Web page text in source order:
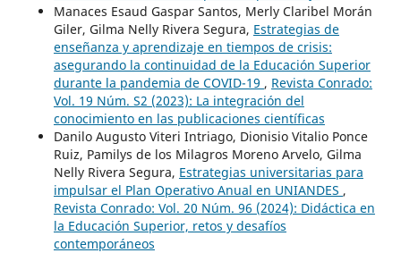
Manaces Esaud Gaspar Santos, Merly Claribel Morán
Giler, Gilma Nelly Rivera Segura, Estrategias de
enseñanza y aprendizaje en tiempos de crisis:
asegurando la continuidad de la Educación Superior
durante la pandemia de COVID-19 , Revista Conrado:
Vol. 19 Núm. S2 (2023): La integración del
conocimiento en las publicaciones científicas
Danilo Augusto Viteri Intriago, Dionisio Vitalio Ponce
Ruiz, Pamilys de los Milagros Moreno Arvelo, Gilma
Nelly Rivera Segura, Estrategias universitarias para
impulsar el Plan Operativo Anual en UNIANDES ,
Revista Conrado: Vol. 20 Núm. 96 (2024): Didáctica en
la Educación Superior, retos y desafíos
contemporáneos